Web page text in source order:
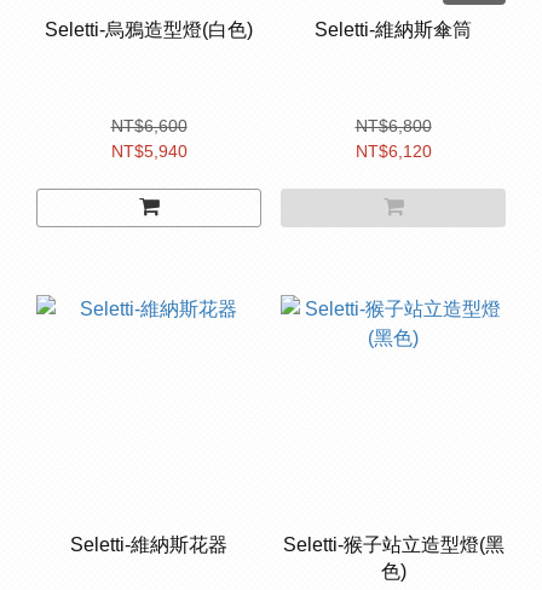
Seletti-烏鴉造型燈(白色)
NT$6,600
NT$5,940
Seletti-維納斯傘筒
NT$6,800
NT$6,120
Seletti-維納斯花器
Seletti-猴子站立造型燈(黑
色)